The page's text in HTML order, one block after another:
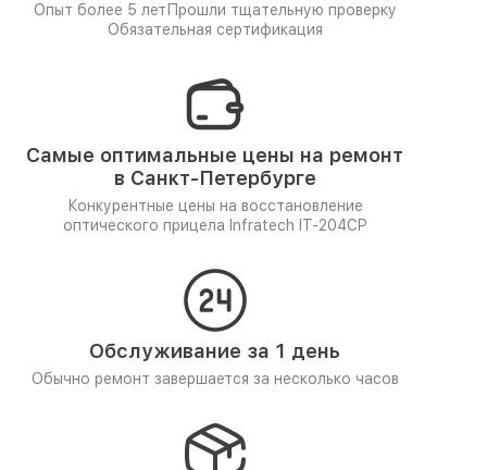
Опыт более 5 лет Прошли тщательную проверку
Обязательная сертификация
Самые оптимальные цены на ремонт
в Санкт-Петербурге
Конкурентные цены на восстановление
оптического прицела Infratech IT-204CP
Обслуживание за 1 день
Обычно ремонт завершается за несколько часов